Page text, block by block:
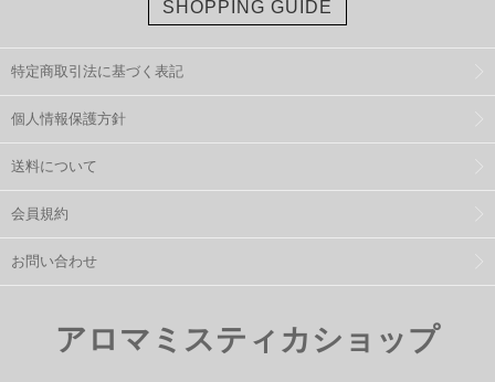
SHOPPING GUIDE
特定商取引法に基づく表記
個人情報保護方針
送料について
会員規約
お問い合わせ
アロマミスティカショップ